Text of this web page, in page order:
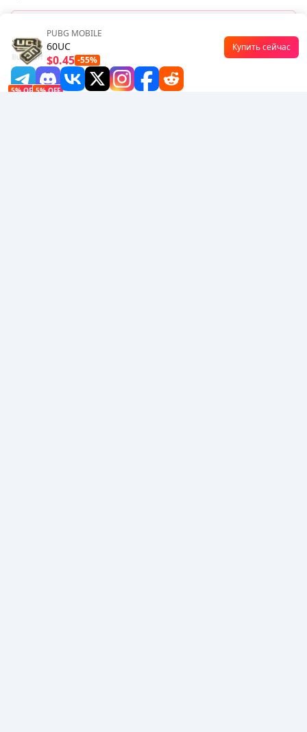
PUBG MOBILE
60UC
$0.45 -55%
Купить сейчас
Подписаться
5% OFF5% OFF